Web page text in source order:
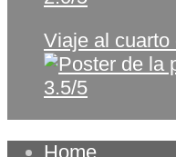
Viaje al cuarto
3.5/5
Home